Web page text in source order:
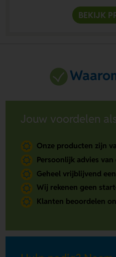
BEKIJK
Jouw voordelen
Onze producten zijn
Persoonlijk advies
Geheel vrijblijvend
Wij rekenen geen
Klanten beoordelen